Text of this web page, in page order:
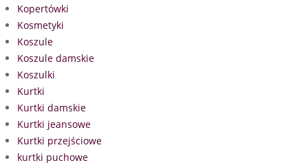
Kopertówki
Kosmetyki
Koszule
Koszule damskie
Koszulki
Kurtki
Kurtki damskie
Kurtki jeansowe
Kurtki przejściowe
kurtki puchowe